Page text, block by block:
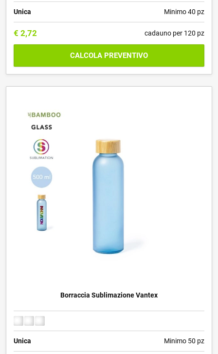
Unica Minimo 40 pz
€ 2,72 cadauno per 120 pz
CALCOLA PREVENTIVO
Borraccia Sublimazione Vantex
Unica Minimo 50 pz